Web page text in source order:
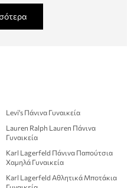
Levi's Πάνινα Γυναικεία
Lauren Ralph Lauren Πάνινα
Γυναικεία
Karl Lagerfeld Πάνινα Παπούτσια
Χαμηλά Γυναικεία
Karl Lagerfeld Αθλητικά Μποτάκια